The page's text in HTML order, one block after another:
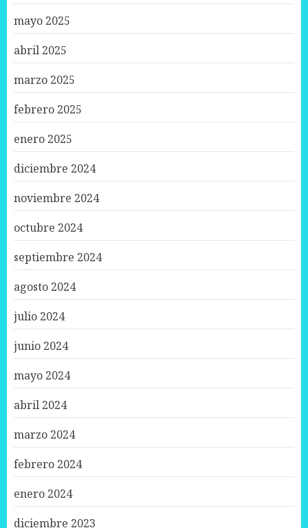
mayo 2025
abril 2025
marzo 2025
febrero 2025
enero 2025
diciembre 2024
noviembre 2024
octubre 2024
septiembre 2024
agosto 2024
julio 2024
junio 2024
mayo 2024
abril 2024
marzo 2024
febrero 2024
enero 2024
diciembre 2023